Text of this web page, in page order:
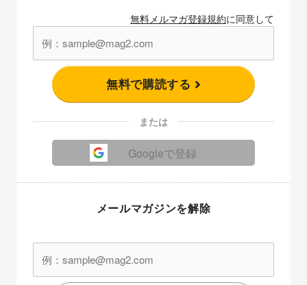
無料メルマガ登録規約に同意して
無料で購読する
または
Googleで登録
メールマガジンを解除